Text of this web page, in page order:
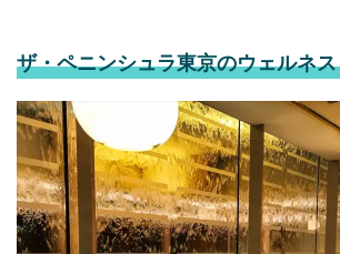
ザ・ペニンシュラ東京のウェルネ